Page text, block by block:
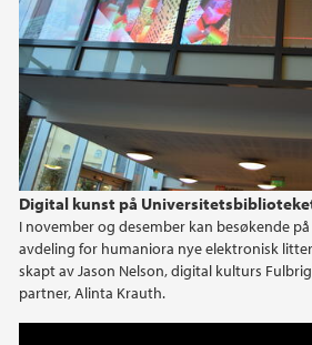
Digital kunst på
I november og desember kan besøkende
avdeling for humaniora nye elektronisk
skapt av Jason Nelson, digital kulturs
partner, Alinta Krauth.